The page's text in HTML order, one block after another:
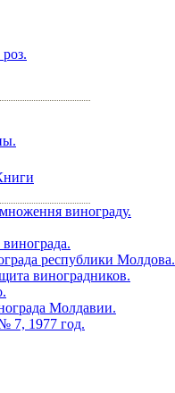
винограду.
республики Молдова.
виноградников.
Молдавии.
7, 1977 год.